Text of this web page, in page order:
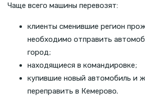
Чаще всего машины перевозят:
клиенты сменившие регион
необходимо отправить
город;
находящиеся в командировке;
купившие новый автомобиль и
переправить в Кемерово.